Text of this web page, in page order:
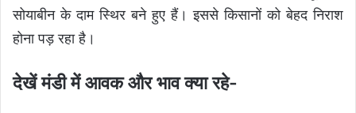
सोयाबीन के दाम स्थिर बने हुए हैं। इससे किसानों को बेहद निराश
होना पड़ रहा है।
देखें मंडी में आवक और भाव क्या रहे-